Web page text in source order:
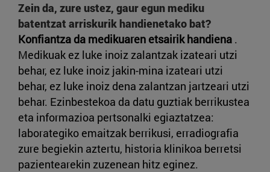
Zein da, zure ustez, gaur egun mediku
batentzat arriskurik handienetako bat?
Konfiantza da medikuaren etsairik handiena .
Medikuak ez luke inoiz zalantzak izateari utzi
behar, ez luke inoiz jakin-mina izateari utzi
behar, ez luke inoiz dena zalantzan jartzeari utzi
behar. Ezinbestekoa da datu guztiak berrikustea
eta informazioa pertsonalki egiaztatzea:
laborategiko emaitzak berrikusi, erradiografia
zure begiekin aztertu, historia klinikoa berretsi
pazientearekin zuzenean hitz eginez.